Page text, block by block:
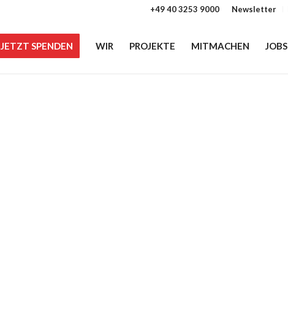
Newsletter
+49 40 3253 9000
JETZT SPENDEN WIR PROJEKTE MITMACHEN JOBS